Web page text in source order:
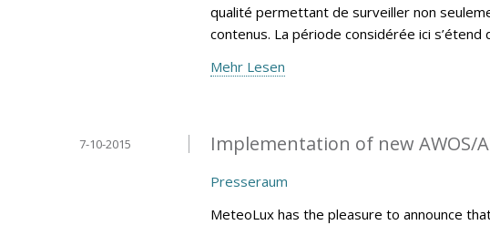
qualité permettant de surveiller non
contenus. La période considérée ici s’étend
Mehr Lesen
Implementation of new AWOS/
7-10-2015
Presseraum
MeteoLux has the pleasure to announce